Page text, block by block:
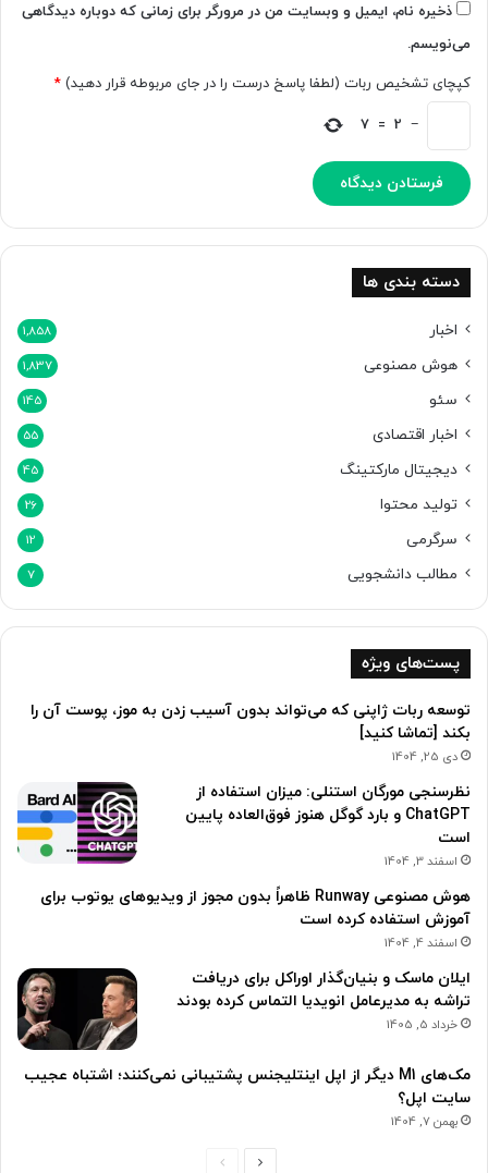
ذخیره نام، ایمیل و وبسایت من در مرورگر برای زمانی که دوباره دیدگاهی
می‌نویسم.
کپچای تشخیص ربات (لطفا پاسخ درست را در جای مربوطه قرار دهید) *
−
2
=
7
دسته بندی ها
اخبار 1,858
هوش مصنوعی 1,837
سئو 145
اخبار اقتصادی 55
دیجیتال مارکتینگ 45
تولید محتوا 26
سرگرمی 12
مطالب دانشجویی 7
پست‌های ویژه
توسعه ربات ژاپنی که می‌تواند بدون آسیب زدن به موز، پوست آن را
بکند [تماشا کنید]
دی 25, 1404
نظرسنجی مورگان استنلی: میزان استفاده از
ChatGPT و بارد گوگل هنوز فوق‌العاده پایین
است
اسفند 3, 1404
هوش مصنوعی Runway ظاهراً بدون مجوز از ویدیوهای یوتوب برای
آموزش استفاده کرده است
اسفند 4, 1404
ایلان ماسک و بنیان‌گذار اوراکل برای دریافت
تراشه به مدیرعامل انویدیا التماس کرده بودند
خرداد 5, 1405
مک‌های M1 دیگر از اپل اینتلیجنس پشتیبانی نمی‌کنند؛ اشتباه عجیب
سایت اپل؟
بهمن 7, 1404
صفحه
صفحه